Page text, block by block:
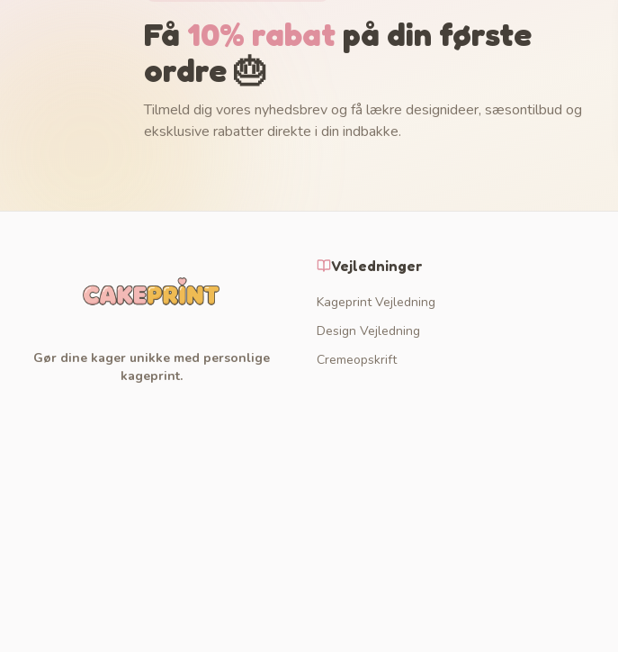
Få 10% rabat på din første
ordre 🎂
Tilmeld dig vores nyhedsbrev og få lækre designideer, sæsontilbud og
eksklusive rabatter direkte i din indbakke.
Gør dine kager unikke med personlige
kageprint.
Vejledninger
Kageprint Vejledning
Design Vejledning
Cremeopskrift